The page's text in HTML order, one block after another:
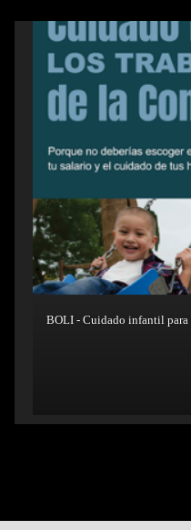
BOLI - Cuidado infantil para